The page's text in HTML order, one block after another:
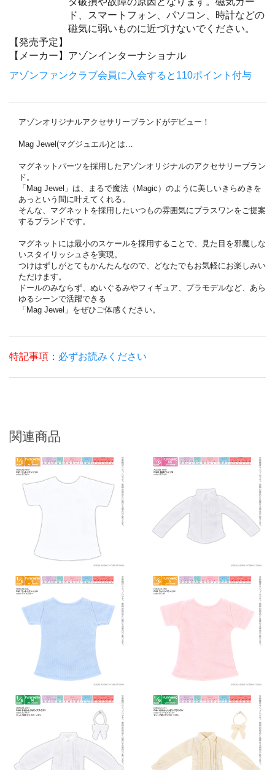
ド、スマートフォン、パソコン、時計などの
磁気に弱いものに近づけないでください。
【発売予定】
【メーカー】 アゾンインターナショナル
アゾンファンクラブ会員に入会すると110ポイント付与
アゾンオリジナルアクセサリーブランドがデビュー！
Mag Jewel(マグジュエル)とは…
マグネットパーツを採用したアゾンオリジナルのアクセサリーブラン
ド。
「Mag Jewel」は、まるで魔法（Magic）のように美しいきらめきを
あっという間に叶えてくれる。
そんな、マグネットを採用したいつもの雰囲気にプラスワンをご提案
するブランドです。
マグネットには最小のスケールを採用することで、見た目を邪魔しな
いスタイリッシュさを実現。
つけはずしがとてもかんたんなので、どなたでもお気軽にお楽しみい
ただけます。
ドールのみならず、ぬいぐるみやフィギュア、プラモデルなど、あら
ゆるシーンで活躍できる
「Mag Jewel」をぜひご体感ください。
特記事項： 必ずお読みください
関連商品